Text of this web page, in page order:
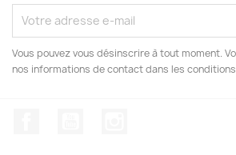
Vous pouvez vous désinscrire à tout moment.
nos informations de contact dans les